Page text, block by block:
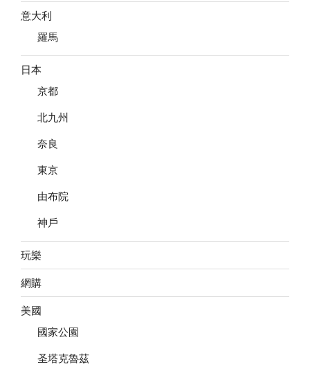
意大利
羅馬
日本
京都
北九州
奈良
東京
由布院
神戶
玩樂
網購
美國
國家公園
圣塔克魯茲